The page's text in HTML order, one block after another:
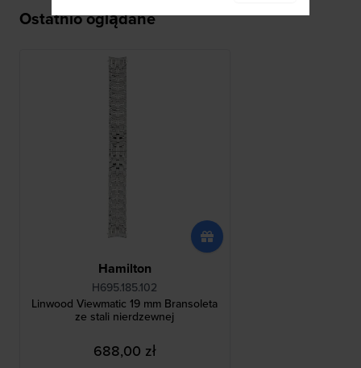
Ostatnio oglądane
Hamilton
H695.185.102
Linwood Viewmatic 19 mm Bransoleta
ze stali nierdzewnej
688,00 zł